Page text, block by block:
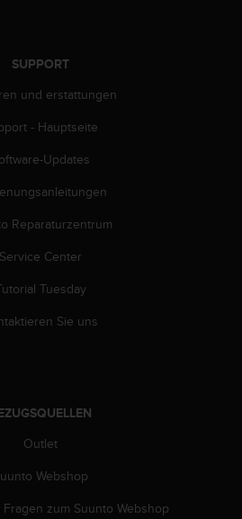
SUPPORT
und erstattungen
- Hauptseite
Updates
Reparaturzentrum
Service Center
Tuesday
Sie uns
Outlet
Webshop
zum Suunto Webshop